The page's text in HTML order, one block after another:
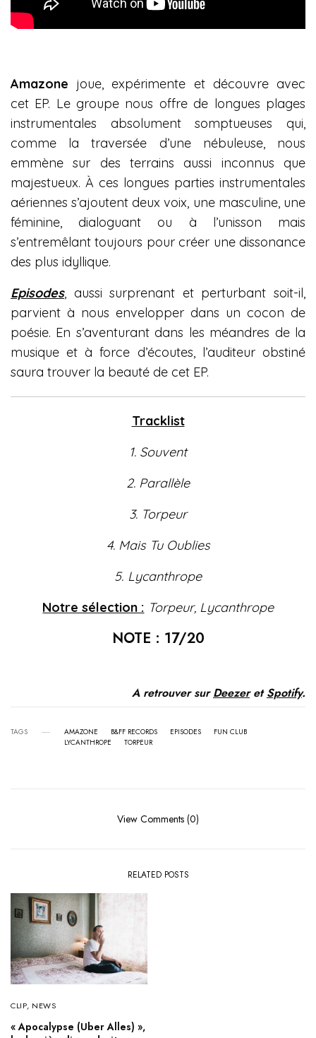
Amazone joue, expérimente et découvre avec
cet EP. Le groupe nous offre de longues plages
instrumentales absolument somptueuses qui,
comme la traversée d’une nébuleuse, nous
emmène sur des terrains aussi inconnus que
majestueux. À ces longues parties instrumentales
aériennes s’ajoutent deux voix, une masculine, une
féminine, dialoguant ou à l’unisson mais
s’entremêlant toujours pour créer une dissonance
des plus idyllique.
Episodes, aussi surprenant et perturbant soit-il,
parvient à nous envelopper dans un cocon de
poésie. En s’aventurant dans les méandres de la
musique et à force d’écoutes, l’auditeur obstiné
saura trouver la beauté de cet EP.
Tracklist
1. Souvent
2. Parallèle
3. Torpeur
4. Mais Tu Oublies
5. Lycanthrope
Notre sélection : Torpeur, Lycanthrope
NOTE : 17/20
A retrouver surDeezeretSpotify.
TAGS AMAZONE B&FF RECORDS EPISODES
FUN CLUB
LYCANTHROPE
TORPEUR
View Comments (0)
RELATED POSTS
CLIP, NEWS
« Apocalypse (Uber Alles) »,